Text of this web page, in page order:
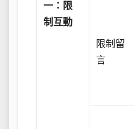
一：限
制互動
限制留
言